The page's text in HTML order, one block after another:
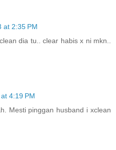
at 2:35 PM
dia tu.. clear habis x ni mkn..
4:19 PM
Mesti pinggan husband i xclean